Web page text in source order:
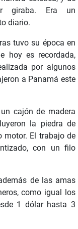
giraba. Era un
diario.
tuvo su época en
hoy es recordada,
por algunos
a Panamá este
cajón de madera
la piedra de
motor. El trabajo de
con un filo
de las amas
como igual los
1 dólar hasta 3